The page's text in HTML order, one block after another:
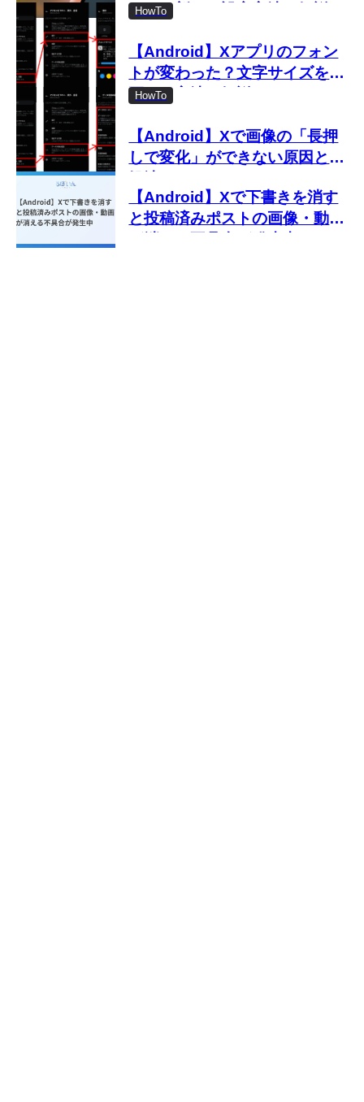
しない新しい設定方法を解説
HowTo
【Android】Xアプリのフォン
トが変わった？文字サイズを変
更する方法を解説
HowTo
【Android】Xで画像の「長押
しで変化」ができない原因と対
【Android】Xで下書きを消す
と投稿済みポストの画像・動画